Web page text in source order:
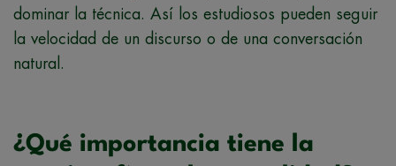
dominar la técnica. Así los estudiosos pueden seguir
la velocidad de un discurso o de una conversación
natural.
¿Qué importancia tiene la